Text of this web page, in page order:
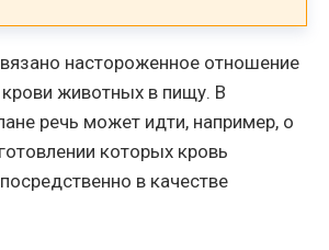
настороженное отношение
животных в пищу. В
речь может идти, например, о
которых кровь
в качестве